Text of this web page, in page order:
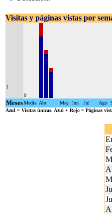
Visitas y páginas vistas por
1
0
MesesMedia Abr May Jun Jul Ago
Azul = Visitas únicas. Azul + Rojo = Páginas